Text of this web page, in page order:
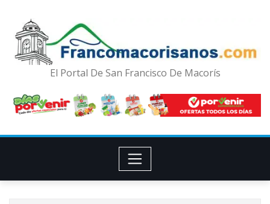
El Portal De San Francisco De Macorís